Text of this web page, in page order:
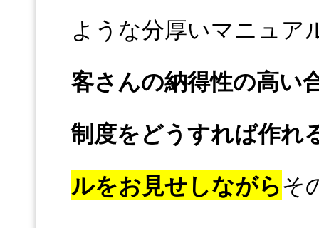
ような分厚いマニュア
客さんの納得性の高い
制度をどうすれば作れ
ルをお見せしながらそ